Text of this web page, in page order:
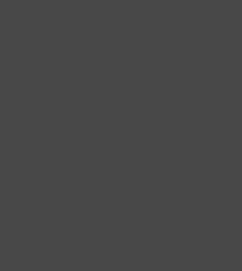
ist im